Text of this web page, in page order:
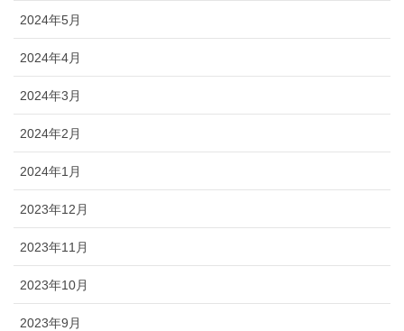
2024年5月
2024年4月
2024年3月
2024年2月
2024年1月
2023年12月
2023年11月
2023年10月
2023年9月